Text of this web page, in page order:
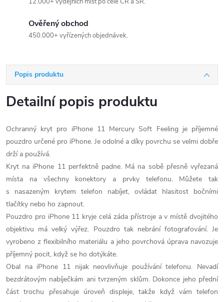
Ověřený obchod
450.000+ vyřízených objednávek.
Popis produktu
Detailní popis produktu
Ochranný kryt pro iPhone 11 Mercury Soft Feeling je příjemné
pouzdro určené pro iPhone. Je odolné a díky povrchu se velmi dobře
drží a používá.
Kryt na iPhone 11 perfektně padne. Má na sobě přesně vyřezaná
místa na všechny konektory a prvky telefonu. Můžete tak
s nasazeným krytem telefon nabíjet, ovládat hlasitost bočními
tlačítky nebo ho zapnout.
Pouzdro pro iPhone 11 kryje celá záda přístroje a v místě dvojitého
objektivu má velký výřez. Pouzdro tak nebrání fotografování. Je
vyrobeno z flexibilního materiálu a jeho povrchová úprava navozuje
příjemný pocit, když se ho dotýkáte.
Obal na iPhone 11 nijak neovlivňuje používání telefonu. Nevadí
bezdrátovým nabíječkám ani tvrzeným sklům. Dokonce jeho přední
část trochu přesahuje úroveň displeje, takže když vám telefon